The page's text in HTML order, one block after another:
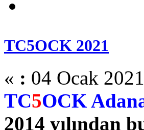
TC5OCK 2021
« : 04 Ocak
TC5OCK
2014 yılından